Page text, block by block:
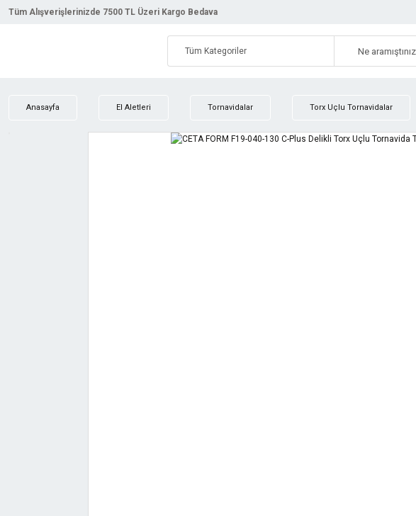
Tüm Alışverişlerinizde 7500 TL Üzeri Kargo Bedava
Anasayfa El Aletleri Tornavidalar Torx Uçlu Tornavidalar